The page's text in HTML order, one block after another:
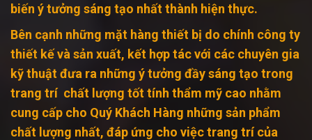
biến ý tưởng sáng tạo nhất thành hiện thực.
Bên cạnh những mặt hàng thiết bị do chính công ty
thiết kế và sản xuất, kết hợp tác với các chuyên gia
kỹ thuật đưa ra những ý tưởng đầy sáng tạo trong
trang trí chất lượng tốt tính thẩm mỹ cao nhằm
cung cấp cho Quý Khách Hàng những sản phẩm
chất lượng nhất, đáp ứng cho việc trang trí của